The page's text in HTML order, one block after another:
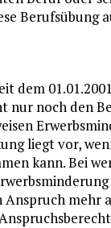
dem
nur noch den
liegt vor,
kann. Bei
mehr